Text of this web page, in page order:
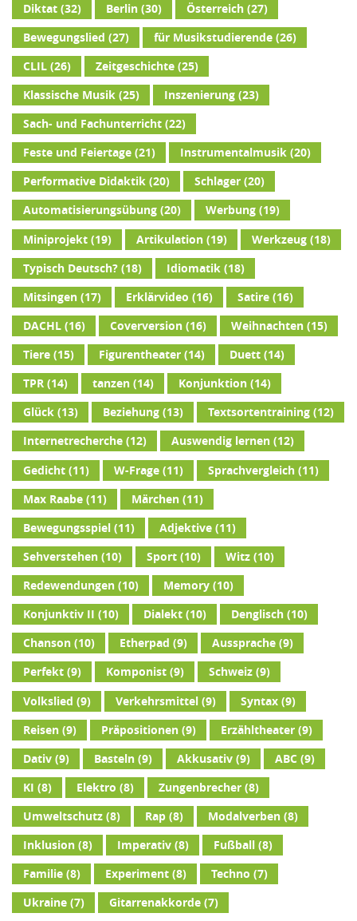
Diktat(32) Berlin(30) Österreich(27)
Bewegungslied (27) für Musikstudierende(26)
CLIL(26) Zeitgeschichte(25)
Klassische Musik(25) Inszenierung(23)
Sach- und Fachunterricht(22)
Feste und Feiertage(21) Instrumentalmusik(20)
Performative Didaktik(20) Schlager(20)
Automatisierungsübung(20) Werbung(19)
Miniprojekt(19) Artikulation(19) Werkzeug(18)
Typisch Deutsch?(18) Idiomatik(18)
Mitsingen(17) Erklärvideo (16) Satire(16)
DACHL(16) Coverversion(16) Weihnachten(15)
Tiere(15) Figurentheater(14) Duett(14)
TPR(14) tanzen(14) Konjunktion(14)
Glück(13) Beziehung(13) Textsortentraining(12)
Internetrecherche(12) Auswendig lernen(12)
Gedicht(11) W-Frage(11) Sprachvergleich(11)
Max Raabe(11) Märchen(11)
Bewegungsspiel(11) Adjektive(11)
Sehverstehen(10) Sport(10) Witz(10)
Redewendungen(10) Memory(10)
Konjunktiv II (10) Dialekt(10) Denglisch(10)
Chanson(10) Etherpad (9) Aussprache(9)
Perfekt(9) Komponist(9) Schweiz(9)
Volkslied (9) Verkehrsmittel(9) Syntax(9)
Reisen(9) Präpositionen(9) Erzähltheater(9)
Dativ(9) Basteln(9) Akkusativ(9) ABC (9)
KI (8) Elektro (8) Zungenbrecher(8)
Umweltschutz(8) Rap(8) Modalverben(8)
Inklusion(8) Imperativ(8) Fußball(8)
Familie(8) Experiment(8) Techno (7)
Ukraine(7) Gitarrenakkorde(7)